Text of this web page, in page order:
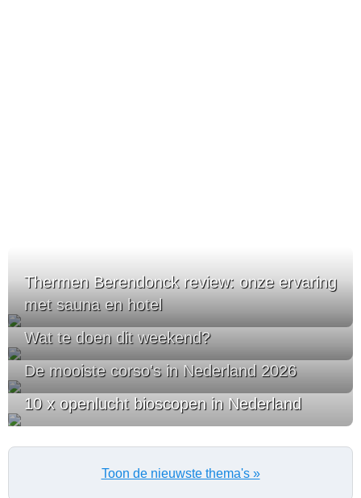
Thermen Berendonck review: onze ervaring
met sauna en hotel
Wat te doen dit weekend?
De mooiste corso's in Nederland 2026
10 x openlucht bioscopen in Nederland
Toon de nieuwste thema's »